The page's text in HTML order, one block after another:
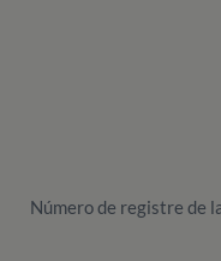
Número de registre de